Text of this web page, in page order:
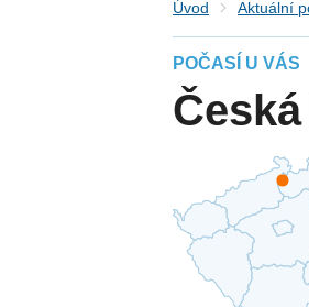
Úvod Aktuální
POČASÍ U VÁS